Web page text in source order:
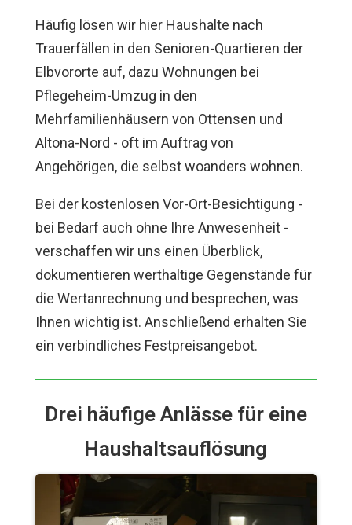
Häufig lösen wir hier Haushalte nach
Trauerfällen in den Senioren-Quartieren der
Elbvororte auf, dazu Wohnungen bei
Pflegeheim-Umzug in den
Mehrfamilienhäusern von Ottensen und
Altona-Nord - oft im Auftrag von
Angehörigen, die selbst woanders wohnen.
Bei der kostenlosen Vor-Ort-Besichtigung -
bei Bedarf auch ohne Ihre Anwesenheit -
verschaffen wir uns einen Überblick,
dokumentieren werthaltige Gegenstände für
die Wertanrechnung und besprechen, was
Ihnen wichtig ist. Anschließend erhalten Sie
ein verbindliches Festpreisangebot.
Drei häufige Anlässe für eine
Haushaltsauflösung